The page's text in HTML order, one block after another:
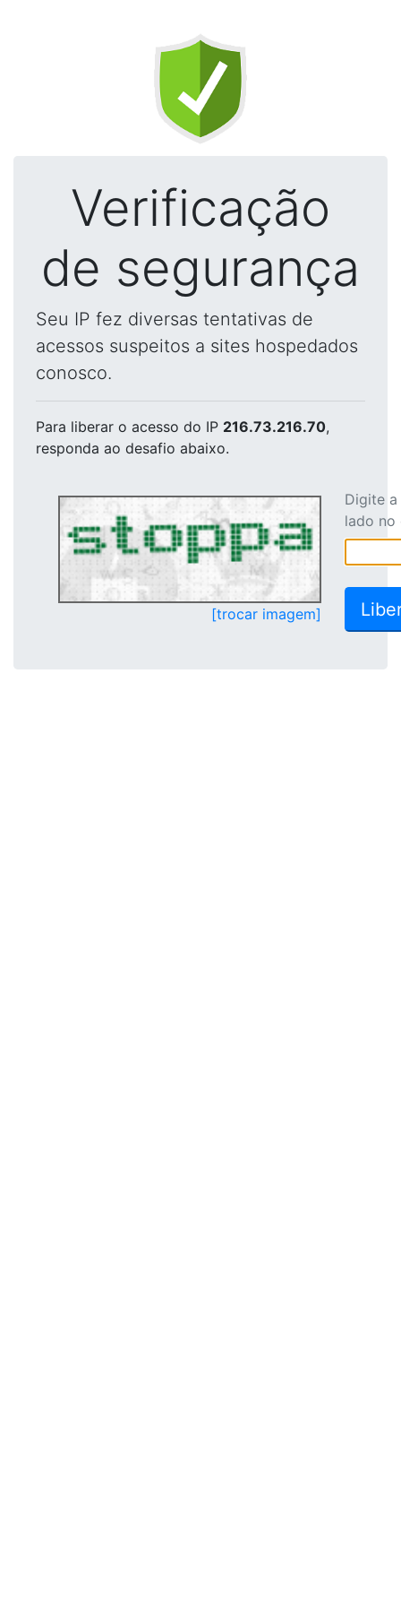
Verificação
de segurança
Seu IP fez diversas tentativas de
acessos suspeitos a sites hospedados
conosco.
Para liberar o acesso do IP 216.73.216.70,
responda ao desafio abaixo.
[trocar imagem]
Digite
lado no